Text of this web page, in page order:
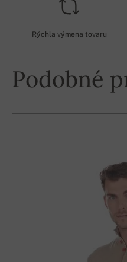
Rýchla výmena tovaru
Podobné